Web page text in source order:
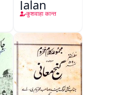
Jalan
कुशवाहा कान्त